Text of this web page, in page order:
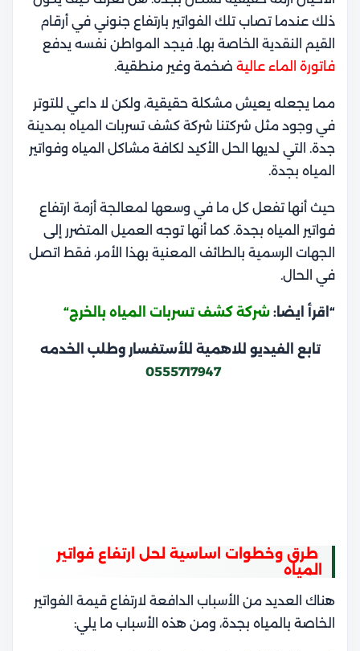
ذلك عندما تصاب تلك الفواتير بارتفاع جنوني في أرقام
القيم النقدية الخاصة بها. فيجد المواطن نفسه يدفع
فاتورة الماء عالية ضخمة وغير منطقية.
مما يجعله يعيش مشكلة حقيقية، ولكن لا داعي للتوتر
في وجود مثل شركتنا شركة كشف تسربات المياه بمدينة
جدة. التي لديها الحل الأكيد لكافة مشاكل المياه وفواتير
المياه بجدة.
حيث أنها تفعل كل ما في وسعها لمعالجة أزمة ارتفاع
فواتير المياه بجدة. كما أنها توجه العميل المتضرر إلى
الجهات الرسمية بالطائف المعنية بهذا الأمر، فقط اتصل
في الحال.
“اقرأ ايضا: شركة كشف تسربات المياه بالخرج“
تابع الفيديو للاهمية للأستفسار وطلب الخدمه
0555717947
طرق وخطوات اساسية لحل ارتفاع فواتير
المياه
هناك العديد من الأسباب الدافعة لارتفاع قيمة الفواتير
الخاصة بالمياه بجدة، ومن هذه الأسباب ما يلي: